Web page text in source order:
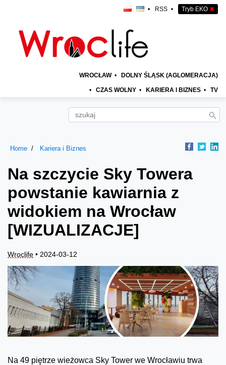
• RSS • Tryb EKO ✖
WROCŁAW • DOLNY ŚLĄSK (AGLOMERACJA)
• CZAS WOLNY • KARIERA I BIZNES • TV
Home Kariera i Biznes
Na szczycie Sky Towera
powstanie kawiarnia z
widokiem na Wrocław
[WIZUALIZACJE]
Wroclife • 2024-03-12
Na 49 piętrze wieżowca Sky Tower we Wrocławiu trwa